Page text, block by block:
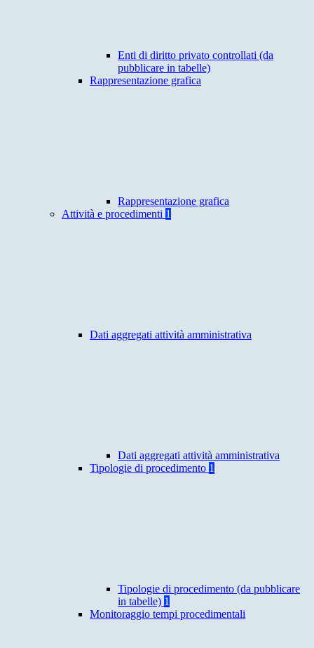
Enti di diritto privato controllati (da
pubblicare in tabelle)
Rappresentazione grafica
Rappresentazione grafica
Attività e procedimenti 1
Dati aggregati attività amministrativa
Dati aggregati attività amministrativa
Tipologie di procedimento 1
Tipologie di procedimento (da pubblicare
in tabelle) 1
Monitoraggio tempi procedimentali